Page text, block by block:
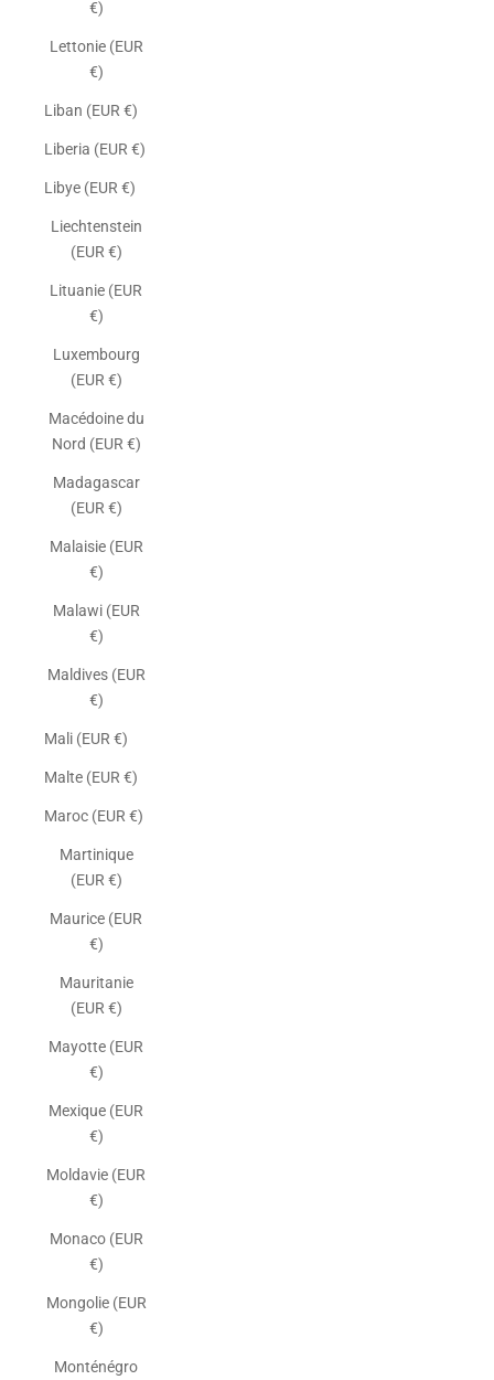
€)
Lettonie (EUR
€)
Liban (EUR €)
Liberia (EUR €)
Libye (EUR €)
Liechtenstein
(EUR €)
Lituanie (EUR
€)
Luxembourg
(EUR €)
Macédoine du
Nord (EUR €)
Madagascar
(EUR €)
Malaisie (EUR
€)
Malawi (EUR
€)
Maldives (EUR
€)
Mali (EUR €)
Malte (EUR €)
Maroc (EUR €)
Martinique
(EUR €)
Maurice (EUR
€)
Mauritanie
(EUR €)
Mayotte (EUR
€)
Mexique (EUR
€)
Moldavie (EUR
€)
Monaco (EUR
€)
Mongolie (EUR
€)
Monténégro